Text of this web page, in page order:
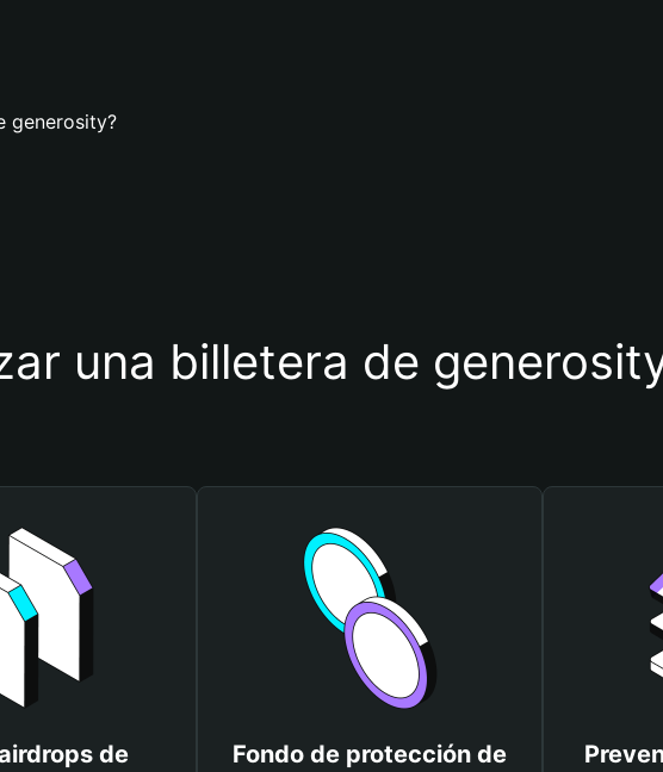
generosity?
una billetera de
de
Fondo de protección de